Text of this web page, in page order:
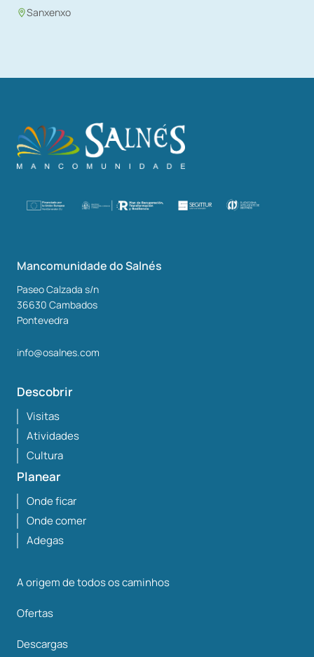
Sanxenxo
Mancomunidade do Salnés
Paseo Calzada s/n
36630 Cambados
Pontevedra
info@osalnes.com
Descobrir
Visitas
Atividades
Cultura
Planear
Onde ficar
Onde comer
Adegas
A origem de todos os caminhos
Ofertas
Descargas